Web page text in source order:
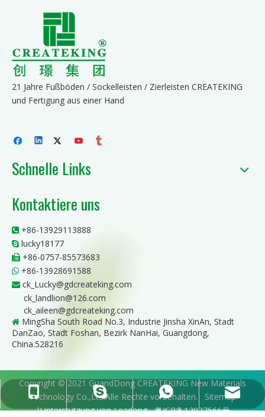
21 Jahre Fußböden / Sockelleisten / Zierleisten CREATEKING
und Fertigung aus einer Hand
+86-13929113888
lucky18177
+86-13928691588
ck_Lucky@gdcreateking.com
Schnelle Links
Kontaktiere uns
 +86-13929113888
 lucky18177
 +86-0757-85573683
 +86-13928691588
 ck_Lucky@gdcreateking.com
ck_landlion@126.com
ck_aileen@gdcreateking.com
 MingSha South Road No.3, Industrie Jinsha XinAn, Stadt
DanZao, Stadt Foshan, Bezirk NanHai, Guangdong,
China.528216
Copyright © 2021 GuandDong CREATEKING New Materials
Technology Co.,Ltd.Alle Rechte vorbehalten. Sitemap
|Unterstützung vonLeadong 粤ICP备12027566号